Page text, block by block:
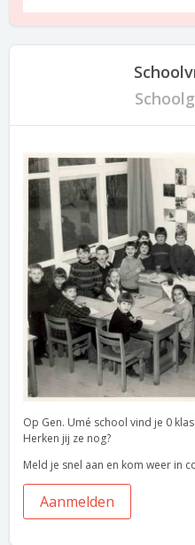
Op Gen. Umé school vind je 0
Herken jij ze nog?
Meld je snel aan en kom weer in
Aanmelden